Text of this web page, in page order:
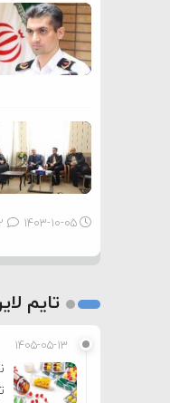
۱۴۰۳-۱۰-۰۵
تایم
۱۴۰۵-۰۵-۱۳